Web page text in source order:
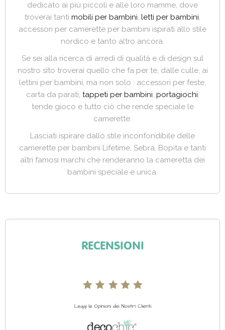
dedicato ai più piccoli e alle loro mamme, dove
troverai tanti mobili per bambini, letti per bambini,
accessori per camerette per bambini ispirati allo stile
nordico e tanto altro ancora.
Se sei alla ricerca di arredi di qualità e di design sul
nostro sito troverai quello che fa per te, dalle culle, ai
lettini per bambini, ma non solo : accessori per feste,
carta da parati, tappeti per bambini, portagiochi,
tende gioco e tutto ciò che rende speciale le
camerette.
Lasciati ispirare dallo stile inconfondibile delle
camerette per bambini Lifetime, Sebra, Bopita e tanti
altri famosi marchi che renderanno la cameretta dei
bambini speciale e unica.
RECENSIONI